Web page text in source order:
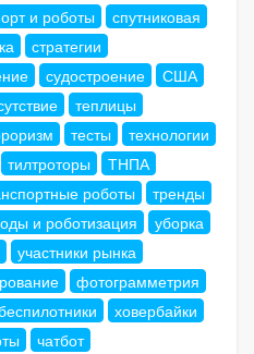
и роботы
спутниковая
стратегии
судостроение
США
теплицы
тесты
технологии
тилтроторы
ТНПА
роботы
тренды
и роботизация
уборка
участники рынка
фотограмметрия
ховербайки
чатбот